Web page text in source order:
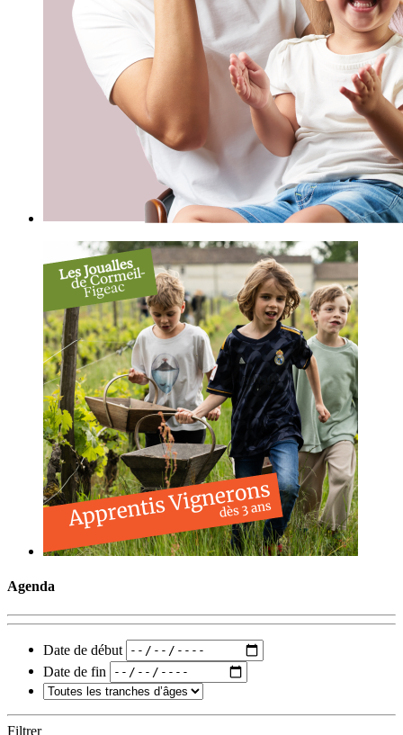
Agenda
Date de début
Date de fin
Filtrer